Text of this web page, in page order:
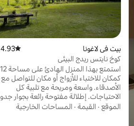
بيت في لاغونا متوسط التقييم
4.93 (221)
كوخ نايتس ريدج البيئي
كمكان للاختباء للأزواج أو مكان للتواصل مع
الأصدقاء. واسعة ومريحة مع تلبية كل
الاحتياجات. إطلالة مفتوحة رائعة بجوار
صغير. جنة مع مساحات لاستكشاف الحياةالموقع · القيمة · المساحات الخارجية